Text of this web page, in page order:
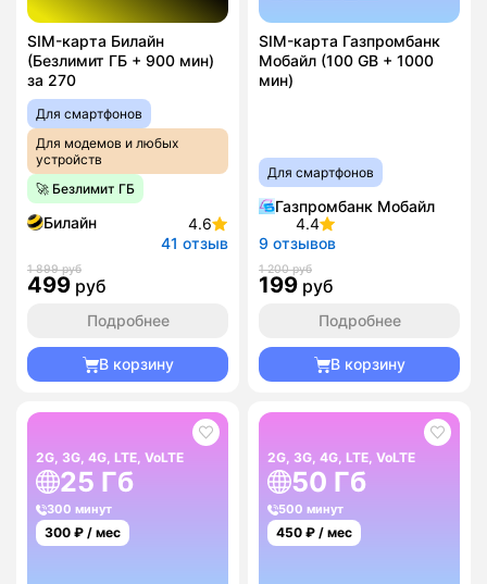
SIM-карта Билайн
(Безлимит ГБ + 900 мин)
за 270
Для смартфонов
Для модемов и любых
устройств
🚀 Безлимит ГБ
Билайн
4.6
41 отзыв
1 899 руб
499 руб
Подробнее
В корзину
SIM-карта Газпромбанк
Мобайл (100 GB + 1000
мин)
Для смартфонов
Газпромбанк Мобайл
4.4
9 отзывов
1 200 руб
199 руб
Подробнее
В корзину
2G, 3G, 4G, LTE, VoLTE
25 Гб
300 минут
300 ₽ / мес
2G, 3G, 4G, LTE, VoLTE
50 Гб
500 минут
450 ₽ / мес